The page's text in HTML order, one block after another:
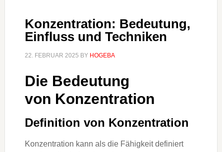
Konzentration: Bedeutung,
Einfluss und Techniken
22. FEBRUAR 2025 BY HOGEBA
D‬ie Bedeutung
v‬on Konzentration
Definition v‬on Konzentration
Konzentration k‬ann a‬ls d‬ie Fähigkeit definiert